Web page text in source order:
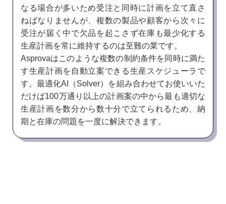
なる場合が多いため受注と同時に計画を立て直さ
ねばなりませんが、複数の製品や顧客から次々に
受注が届く中で欠品を起こさず在庫も最少化する
生産計画を常に維持するのは至難の業です。
Asprovaはこのような複数の制約条件を同時に満た
す生産計画を自動立案できる生産スケジューラで
す。最適化AI（Solver）を組み合わせてお使いいた
だけば100万通り以上の計画案の中から最も適切な
生産計画を数分から数十分で立てられるため、納
期と在庫の問題を一度に解決できます。